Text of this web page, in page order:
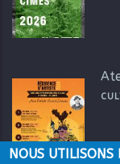
NOUS UTILISONS